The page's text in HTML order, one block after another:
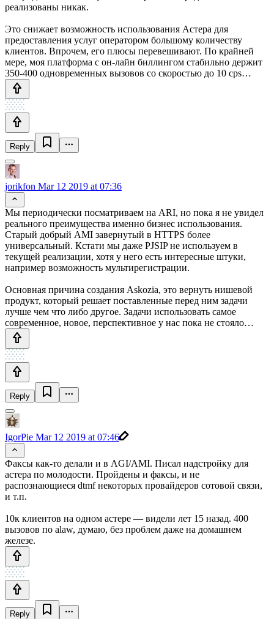
реализованы никак.
Это снижает возможность использования Астера для
предоставления услуг оператором большому количеству
клиентов. Впрочем, его плюсы перевешивают. По крайней
мере, моя платформа с он-лайн биллингом стабильно держит
350-400 одновременных вызовов со скоростью до 10 cps…
Reply
jorikfon Mar 12 2019 at 07:36
Мы периодически посматриваем на ARI, но пока я не увидел
реального преимущества именно бизнес использования.
Старый добрый AMI завернутый в HTTPS более
универсальный. Кстати мы даже PJSIP не используем в
текущей реализации, хотя у него есть интересные штуки,
например возможность мультирегистрации.
Основная причина создания Askozia, это вернуть нишевой
продукт, который решает поставленные перед ним задачи
лучше чем что либо другое. Задачи использовать самое
современное, новое, перспективное у нас пока не стояло…
Reply
IgorPie Mar 12 2019 at 07:46
Факсы как-то делали и в AGI/AMI. Писал надстройку для
астера по молодости. Пройдены и факсы, и не
распознающиеся dtmf некоторых провайдеров сотовой связи,
и т.п.
10к клиентов на одном астере — видели лет 15 назад. 400
вызовов по alaw, думаю, без проблем даже на домашнем
железе.
Reply